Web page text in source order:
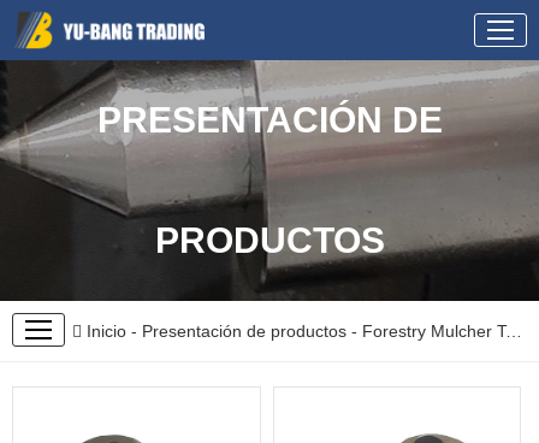
PRESENTACIÓN DE
PRODUCTOS
Inicio - Presentación de productos - Forestry Mulcher Teeth